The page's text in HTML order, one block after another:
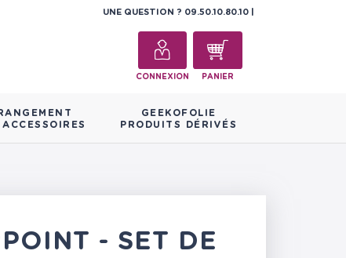
UNE QUESTION ? 09.50.10.80.10
CONNEXION PANIER
GEEKOFOLIE
PRODUITS DÉRIVÉS
- SET DE